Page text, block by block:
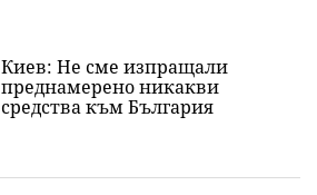
Киев: Не сме изпращали
преднамерено никакви
средства към България